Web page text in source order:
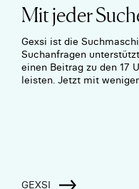
Mit jeder
Gexsi ist die
Suchanfragen
einen Beitrag zu den 17
leisten. Jetzt mit
GEXSI